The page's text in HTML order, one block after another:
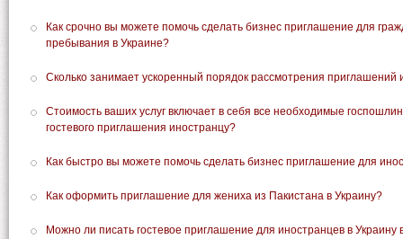
Как срочно вы можете помочь сделать бизнес приглашение для
пребывания в Украине?
Сколько занимает ускоренный порядок рассмотрения приглашений
Стоимость ваших услуг включает в себя все необходимые
гостевого приглашения иностранцу?
Как быстро вы можете помочь сделать бизнес приглашение для
Как оформить приглашение для жениха из Пакистана в Украину?
Можно ли писать гостевое приглашение для иностранцев в